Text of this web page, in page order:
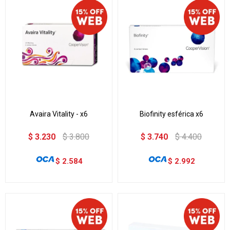
Avaira Vitality - x6
$ 3.230 $ 3.800
$ 2.584
Biofinity esférica x6
$ 3.740 $ 4.400
$ 2.992